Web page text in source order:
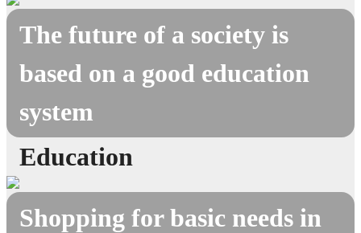
The future of a society is
based on a good education
system
Education
Shopping for basic needs in